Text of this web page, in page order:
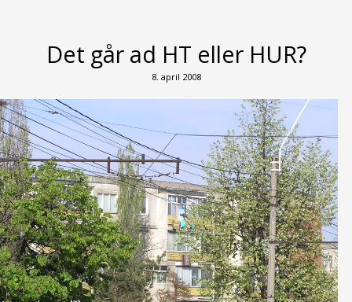
Det går ad HT eller HUR?
8. april 2008